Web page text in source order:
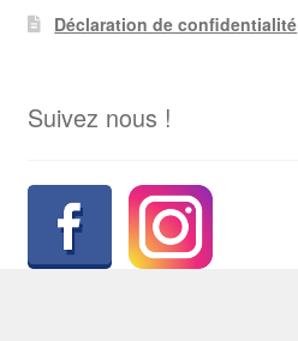
Déclaration de confidentialité
Suivez nous !